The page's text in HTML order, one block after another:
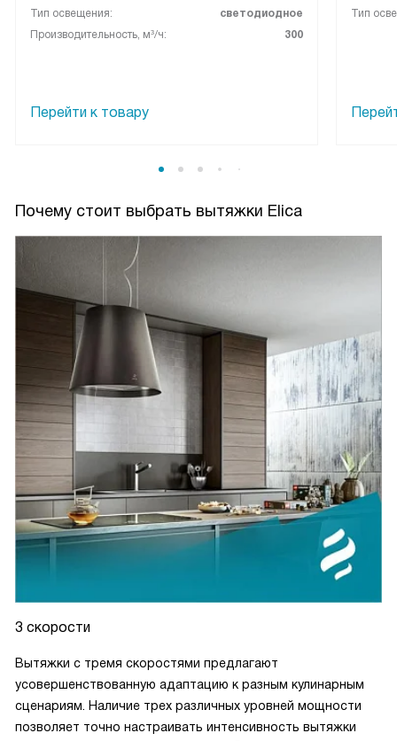
Тип освещения:
светодиодное
Производительность, м³/ч:
300
Перейти к товару
Тип
Почему стоит выбрать вытяжки Elica
3 скорости
Вытяжки с тремя скоростями предлагают
усовершенствованную адаптацию к разным кулинарным
сценариям. Наличие трех различных уровней мощности
позволяет точно настраивать интенсивность вытяжки